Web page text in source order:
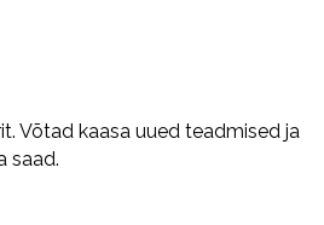
Võtad kaasa uued teadmised ja
saad.